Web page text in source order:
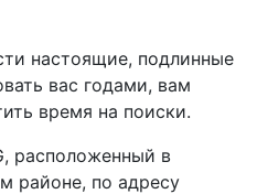
настоящие, подлинные
вас годами, вам
время на поиски.
расположенный в
районе, по адресу